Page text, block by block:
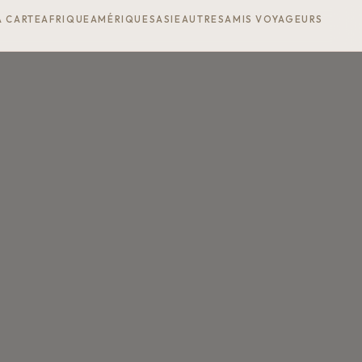
CARTEAFRIQUE AMÉRIQUES ASIE AUTRES AMIS VOYAGEURS